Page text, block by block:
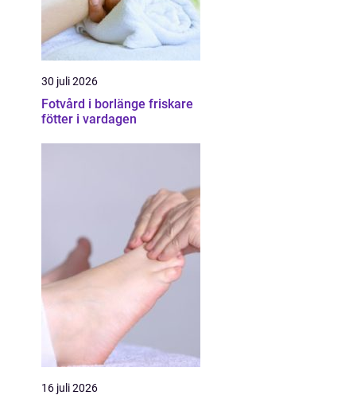
30 juli 2026
Fotvård i borlänge friskare
fötter i vardagen
16 juli 2026